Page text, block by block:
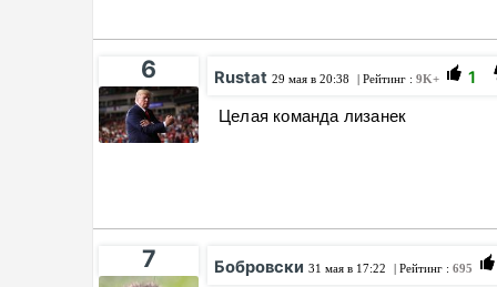
6 Rustat 29 мая в 20:38 | Рейтинг : 9K+ 1
Целая команда лизанек
7 Бобровски 31 мая в 17:22 | Рейтинг : 695